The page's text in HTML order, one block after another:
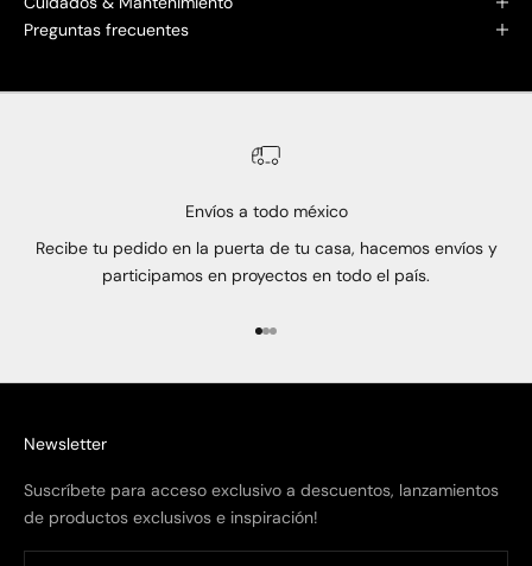
Preguntas frecuentes
Envíos a todo méxico
Recibe tu pedido en la puerta de tu casa, hacemos envíos y
participamos en proyectos en todo el país.
Ir al artículo 1
Ir al artículo 2
Ir al artículo 3
Newsletter
Suscríbete para acceso exclusivo a descuentos, lanzamientos
de productos exclusivos e inspiración!